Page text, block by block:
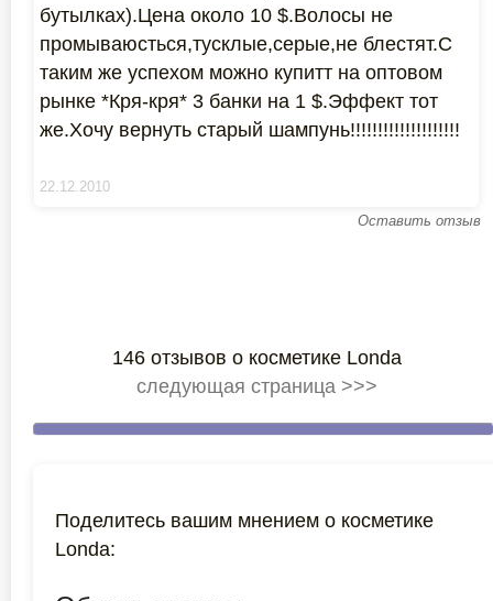
бутылках).Цена около 10 $.Волосы не
промываюсться,тусклые,серые,не блестят.С
таким же успехом можно купитт на оптовом
рынке *Кря-кря* 3 банки на 1 $.Эффект тот
же.Хочу вернуть старый шампунь!!!!!!!!!!!!!!!!!!!!
22.12.2010
Оставить отзыв
146 отзывов о косметике Londa
следующая страница >>>
Поделитесь вашим мнением о косметике
Londa: